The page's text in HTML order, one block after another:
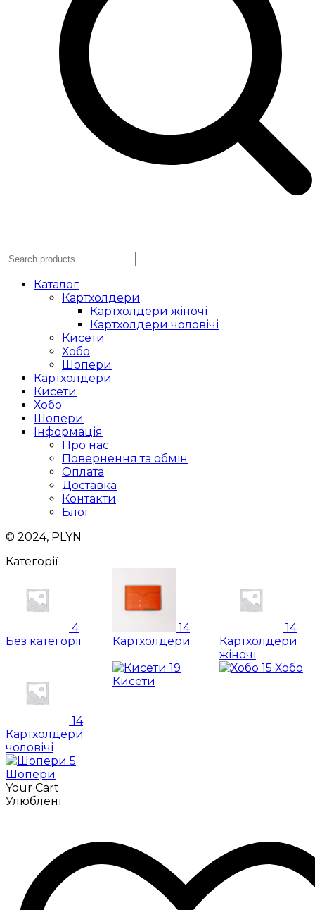
Каталог
Картхолдери
Картхолдери жіночі
Картхолдери чоловічі
Кисети
Хобо
Шопери
Картхолдери
Кисети
Хобо
Шопери
Інформація
Про нас
Повернення та обмін
Оплата
Доставка
Контакти
Блог
© 2024, PLYN
Категорії
4
Без категорії
14
Картхолдери
14
Картхолдери
жіночі
14
Картхолдери
чоловічі
19
Кисети
15 Хобо
5
Шопери
Your Cart
Улюблені